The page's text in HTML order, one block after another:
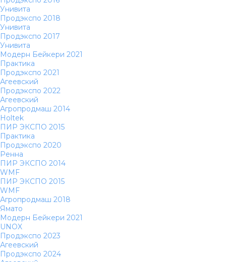
Унивита
Продэкспо 2018
Унивита
Продэкспо 2017
Унивита
Модерн Бейкери 2021
Практика
Продэкспо 2021
Агеевский
Продэкспо 2022
Агеевский
Агропродмаш 2014
Holtek
ПИР ЭКСПО 2015
Практика
Продэкспо 2020
Ренна
ПИР ЭКСПО 2014
WMF
ПИР ЭКСПО 2015
WMF
Агропродмаш 2018
Ямато
Модерн Бейкери 2021
UNOX
Продэкспо 2023
Агеевский
Продэкспо 2024